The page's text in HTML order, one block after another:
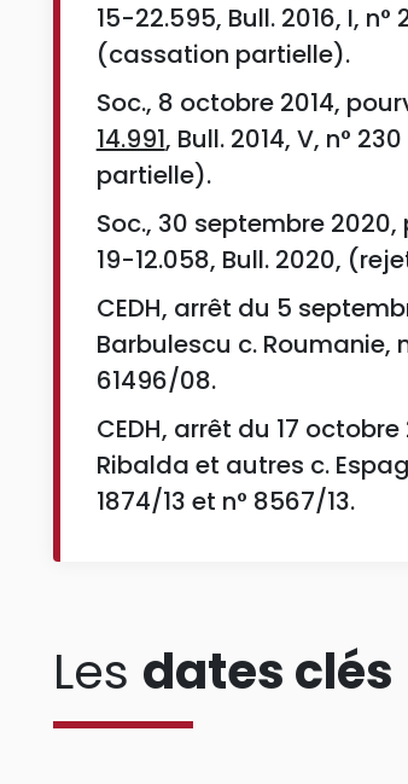
15-22.595, Bull. 2016, I, n°
(cassation partielle).
Soc., 8 octobre 2014,
14.991, Bull. 2014, V, n°
partielle).
Soc., 30 septembre 2020,
19-12.058, Bull. 2020,
CEDH, arrêt du 5
Barbulescu c. Roumanie,
61496/08.
CEDH, arrêt du 17 octobre
Ribalda et autres c.
1874/13 et n° 8567/13.
Les dates clés